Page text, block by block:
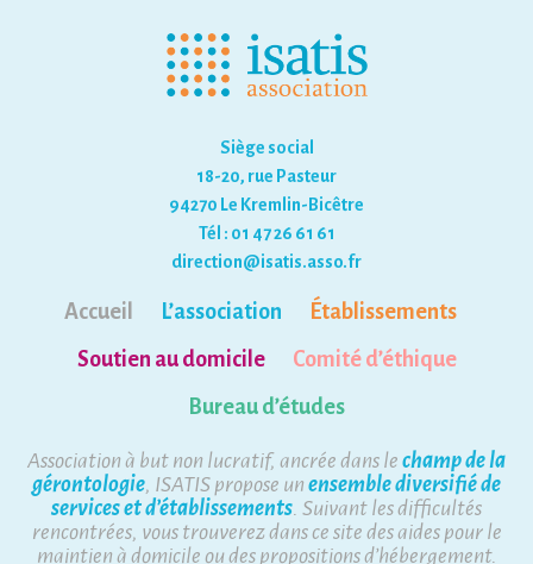
Siège social
18-20, rue Pasteur
94270 Le Kremlin-Bicêtre
Tél : 01 47 26 61 61
direction@isatis.asso.fr
Accueil L’association
Établissements
Soutien au domicile
Comité d’éthique
Bureau d’études
Association à but non lucratif, ancrée dans le champ de la
gérontologie, ISATIS propose un ensemble diversifié de
services et d’établissements. Suivant les difficultés
rencontrées, vous trouverez dans ce site des aides pour le
maintien à domicile ou des propositions d’hébergement.